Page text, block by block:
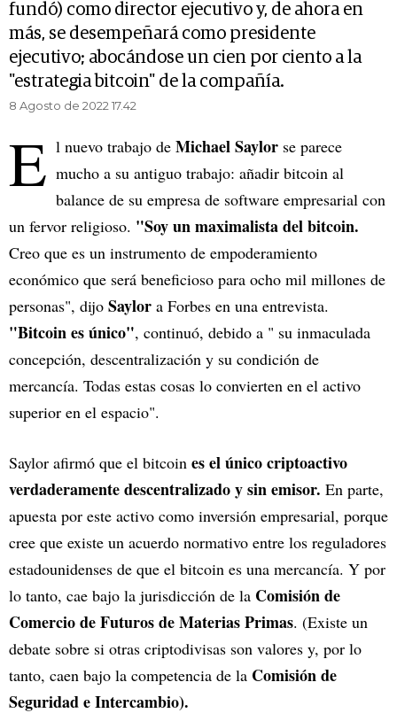
fundó) como director ejecutivo y, de ahora en
más, se desempeñará como presidente
ejecutivo; abocándose un cien por ciento a la
"estrategia bitcoin" de la compañía.
8 Agosto de 2022 17.42
E l nuevo trabajo de Michael Saylor se parece
mucho a su antiguo trabajo: añadir bitcoin al
balance de su empresa de software empresarial con
un fervor religioso. "Soy un maximalista del bitcoin.
Creo que es un instrumento de empoderamiento
económico que será beneficioso para ocho mil millones de
personas", dijo Saylor a Forbes en una entrevista.
"Bitcoin es único", continuó, debido a " su inmaculada
concepción, descentralización y su condición de
mercancía. Todas estas cosas lo convierten en el activo
superior en el espacio".
Saylor afirmó que el bitcoin es el único criptoactivo
verdaderamente descentralizado y sin emisor. En parte,
apuesta por este activo como inversión empresarial, porque
cree que existe un acuerdo normativo entre los reguladores
estadounidenses de que el bitcoin es una mercancía. Y por
lo tanto, cae bajo la jurisdicción de la Comisión de
Comercio de Futuros de Materias Primas. (Existe un
debate sobre si otras criptodivisas son valores y, por lo
tanto, caen bajo la competencia de la Comisión de
Seguridad e Intercambio).